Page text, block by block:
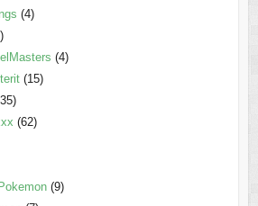
(4)
(4)
(15)
(62)
(9)